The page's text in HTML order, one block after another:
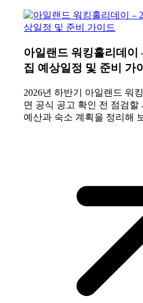
아일랜드 워킹홀리데이
집 예상일정 및 준비 가
2026년 하반기 아일랜드 워
면 공식 공고 확인 전 점검할
예산과 숙소 계획을 정리해